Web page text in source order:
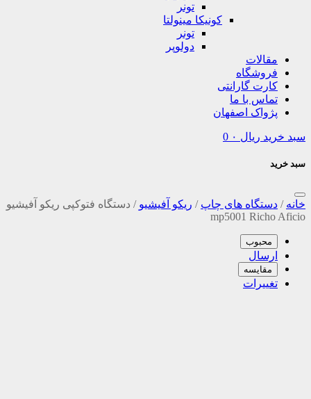
تونر
کونیکا مینولتا
تونر
دولوپر
مقالات
فروشگاه
کارت گارانتی
تماس با ما
پژواک اصفهان
سبد خرید ریال 0
سبد خرید
خانه / دستگاه های چاپ / ریکو آفیشیو / دستگاه فتوکپی ریکو آفیشیو
mp5001 Richo Aficio
محبوب
ارسال
مقایسه
تغییرات